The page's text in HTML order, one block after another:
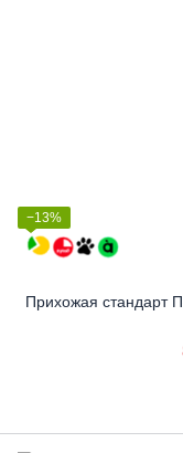
−13%
Прихожая стандарт